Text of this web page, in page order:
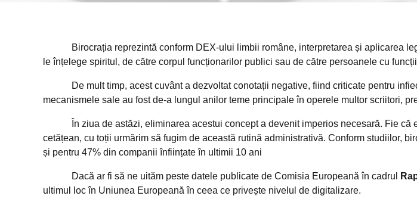
Birocrația reprezintă conform DEX-ului limbii române, interpretarea și aplicarea
le înțelege spiritul, de către corpul funcționarilor publici sau de către persoanele cu
De mult timp, acest cuvânt a dezvoltat conotații negative, fiind criticate pentru
mecanismele sale au fost de-a lungul anilor teme principale în operele multor scriitori,
În ziua de astăzi, eliminarea acestui concept a devenit imperios necesară. Fie că
cetățean, cu toții urmărim să fugim de această rutină administrativă. Conform studiilor,
și pentru 47% din companii înființate în ultimii 10 ani
Dacă ar fi să ne uităm peste datele publicate de Comisia Europeană în cadrul
ultimul loc în Uniunea Europeană în ceea ce privește nivelul de digitalizare.